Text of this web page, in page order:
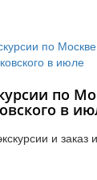
по
в
и заказ